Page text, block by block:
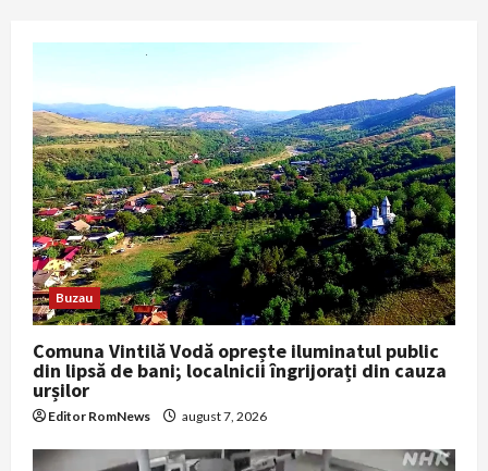
Buzau
Comuna Vintilă Vodă oprește iluminatul public
din lipsă de bani; localnicii îngrijorați din cauza
urșilor
Editor RomNews august 7, 2026